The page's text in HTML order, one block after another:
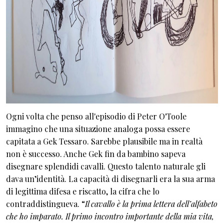
Ogni volta che penso all'episodio di Peter O'Toole
immagino che una situazione analoga possa essere
capitata a Gek Tessaro. Sarebbe plausibile ma in realtà
non è successo. Anche Gek fin da bambino sapeva
disegnare splendidi cavalli. Questo talento naturale gli
dava un’identità. La capacità di disegnarli era la sua arma
di legittima difesa e riscatto, la cifra che lo
contraddistingueva. “Il cavallo è la prima lettera dell’alfabeto
che ho imparato. Il primo incontro importante della mia vita,